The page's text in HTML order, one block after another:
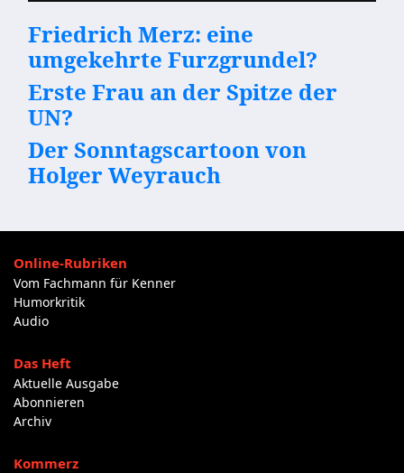
Friedrich Merz: eine
umgekehrte Furzgrundel?
Erste Frau an der Spitze der
UN?
Der Sonntagscartoon von
Holger Weyrauch
Online-Rubriken
Vom Fachmann für Kenner
Humorkritik
Audio
Das Heft
Aktuelle Ausgabe
Abonnieren
Archiv
Kommerz